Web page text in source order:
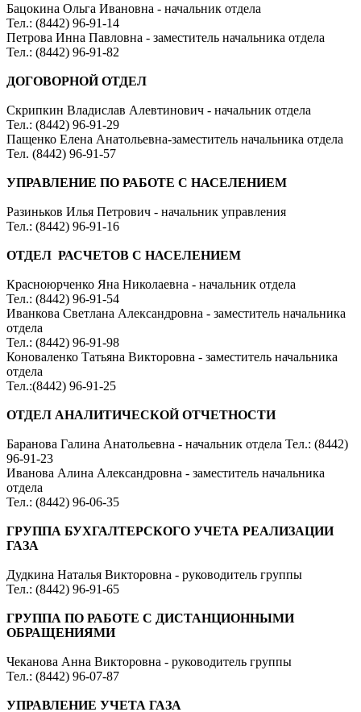
Бацокина Ольга Ивановна - начальник отдела
Тел.: (8442) 96-91-14
Петрова Инна Павловна - заместитель начальника отдела
Тел.: (8442) 96-91-82
ДОГОВОРНОЙ ОТДЕЛ
Скрипкин Владислав Алевтинович - начальник отдела
Тел.: (8442) 96-91-29
Пащенко Елена Анатольевна-заместитель начальника отдела
Тел. (8442) 96-91-57
УПРАВЛЕНИЕ ПО РАБОТЕ С НАСЕЛЕНИЕМ
Разиньков Илья Петрович - начальник управления
Тел.: (8442) 96-91-16
ОТДЕЛ РАСЧЕТОВ С НАСЕЛЕНИЕМ
Красноюрченко Яна Николаевна - начальник отдела
Тел.: (8442) 96-91-54
Иванкова Светлана Александровна - заместитель начальника
отдела
Тел.: (8442) 96-91-98
Коноваленко Татьяна Викторовна - заместитель начальника
отдела
Тел.:(8442) 96-91-25
ОТДЕЛ АНАЛИТИЧЕСКОЙ ОТЧЕТНОСТИ
Баранова Галина Анатольевна - начальник отдела Тел.: (8442)
96-91-23
Иванова Алина Александровна - заместитель начальника
отдела
Тел.: (8442) 96-06-35
ГРУППА БУХГАЛТЕРСКОГО УЧЕТА РЕАЛИЗАЦИИ
ГАЗА
Дудкина Наталья Викторовна - руководитель группы
Тел.: (8442) 96-91-65
ГРУППА ПО РАБОТЕ С ДИСТАНЦИОННЫМИ
ОБРАЩЕНИЯМИ
Чеканова Анна Викторовна - руководитель группы
Тел.: (8442) 96-07-87
УПРАВЛЕНИЕ УЧЕТА ГАЗА